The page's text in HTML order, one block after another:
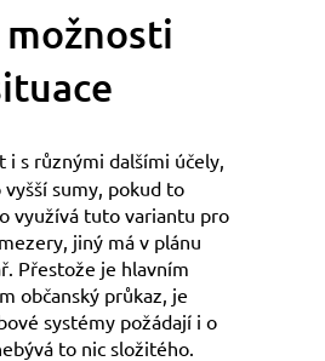
s různými dalšími účely,
sumy, pokud to
využívá tuto variantu pro
jiný má v plánu
Přestože je hlavním
občanský průkaz, je
systémy požádají i o
to nic složitého.